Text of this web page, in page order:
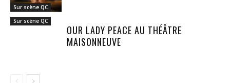
Sur scène QC
Sur scène QC
OUR LADY PEACE AU THÉÂTRE
MAISONNEUVE